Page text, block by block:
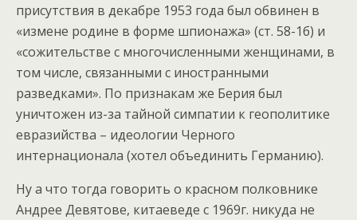
присутствия в декабре 1953 года был обвинен в
«измене родине в форме шпионажа» (ст. 58-1б) и
«сожительстве с многочисленными женщинами, в
том числе, связанными с иностранными
разведками». По признакам же Берия был
уничтожен из-за тайной симпатии к геополитике
евразийства – идеологии Черного
интернационала (хотел объединить Германию).
Ну а что тогда говорить о красном полковнике
Андрее Девятове, китаеведе с 1969г. никуда не